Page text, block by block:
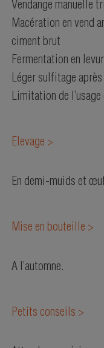
Vendange manuelle
Macération en vend
ciment brut
Fermentation en
Léger sulfitage
Limitation de
Elevage >
En demi-muids et
Mise en bouteille >
A l’automne.
Petits conseils >